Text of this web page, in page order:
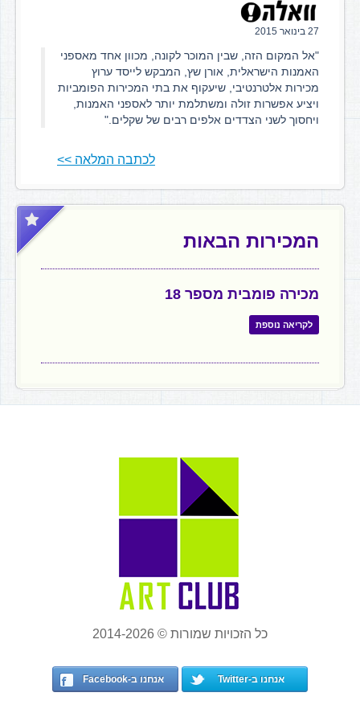
27 בינואר 2015
"אל המקום הזה, שבין המוכר לקונה, מכוון אחד מאספני
האמנות הישראלית, אורן שץ, המבקש לייסד ערוץ
מכירות אלטרנטיבי, שיעקוף את בתי המכירות הפומביות
ויציע אפשרות זולה ומשתלמת יותר לאספני האמנות,
ויחסוך לשני הצדדים אלפים רבים של שקלים."
לכתבה המלאה >>
המכירות הבאות
מכירה פומבית מספר 18
לקריאה נוספת
כל הזכויות שמורות © 2014-2026
אנחנו ב-Twitter אנחנו ב-Facebook